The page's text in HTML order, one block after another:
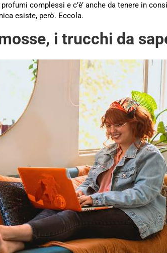
complessi e c’è’ anche da tenere in
esiste, però. Eccola.
i trucchi da